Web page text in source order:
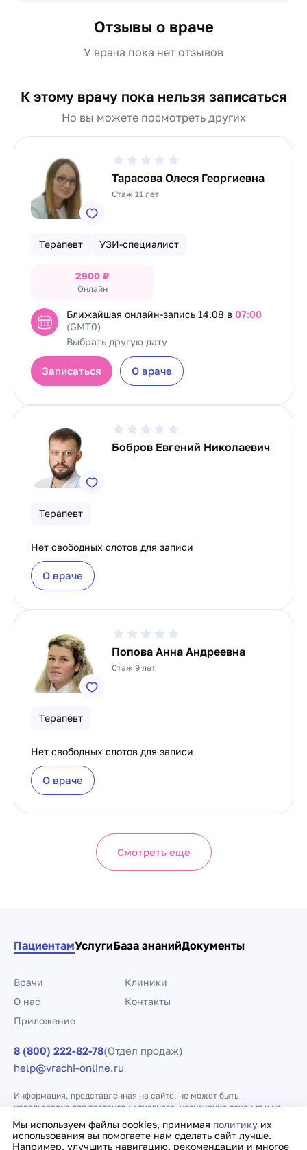
Отзывы о враче
У врача пока нет отзывов
К этому врачу пока нельзя записаться
Но вы можете посмотреть других
Тарасова Олеся Георгиевна
Стаж 11 лет
Терапевт УЗИ-специалист
2900 ₽
Онлайн
Ближайшая онлайн-запись 14.08 в 07:00
(GMT0)
Выбрать другую дату
Записаться О враче
Бобров Евгений Николаевич
Терапевт
Нет свободных слотов для записи
О враче
Попова Анна Андреевна
Стаж 9 лет
Терапевт
Нет свободных слотов для записи
О враче
Смотреть еще
Мы используем файлы cookies, принимая политику их
использования вы помогаете нам сделать сайт лучше.
Например, улучшить навигацию, рекомендации и многое
ПациентамУслугиБаза знанийДокументы
Врачи
Клиники
О нас
Контакты
Приложение
8 (800) 222-82-78(Отдел продаж)
help@vrachi-online.ru
Информация, представленная на сайте, не может быть
использована для постановки диагноза, назначения лечения и не
заменяет прием врача.